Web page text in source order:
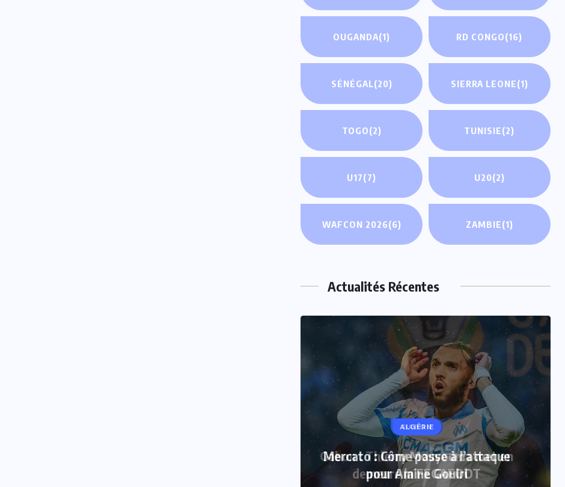
OUGANDA(1) RD CONGO(16)
SÉNÉGAL(20) SIERRA LEONE(1)
TOGO(2) TUNISIE(2)
U17(7) U20(2)
WAFCON 2026(6) ZAMBIE(1)
Actualités Récentes
GABON
Gabon : Thierry Mouyouma met en
demeure la FEGAFOOT